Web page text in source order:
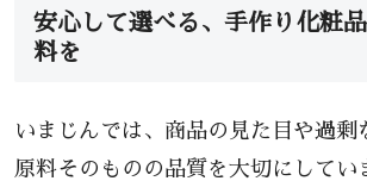
安心して選べる、手作り化粧
料を
いまじんでは、商品の見た目や過剰
原料そのものの品質を大切にしてい